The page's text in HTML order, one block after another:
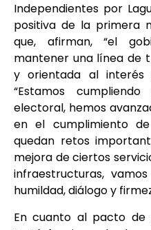
Independientes por
positiva de la primera
que, afirman, “el
mantener una línea de
y orientada al interés
“Estamos
electoral, hemos
en el cumplimiento
quedan retos
mejora de ciertos
infraestructuras,
humildad, diálogo y
En cuanto al pacto de